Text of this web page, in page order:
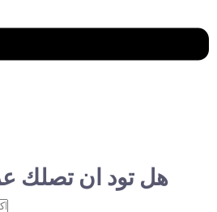
هل تود ان تصلك